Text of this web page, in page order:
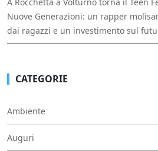
Nuove Generazioni: un rapper
dai ragazzi e un investimento sul
CATEGORIE
Ambiente
Auguri